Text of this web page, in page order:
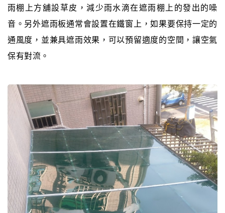
雨棚上方舖設草皮，減少雨水滴在遮雨棚上的發出的噪
音。另外遮雨板通常會設置在鐵窗上，如果要保持一定的
通風度，並兼具遮雨效果，可以預留適度的空間，讓空氣
保有對流。